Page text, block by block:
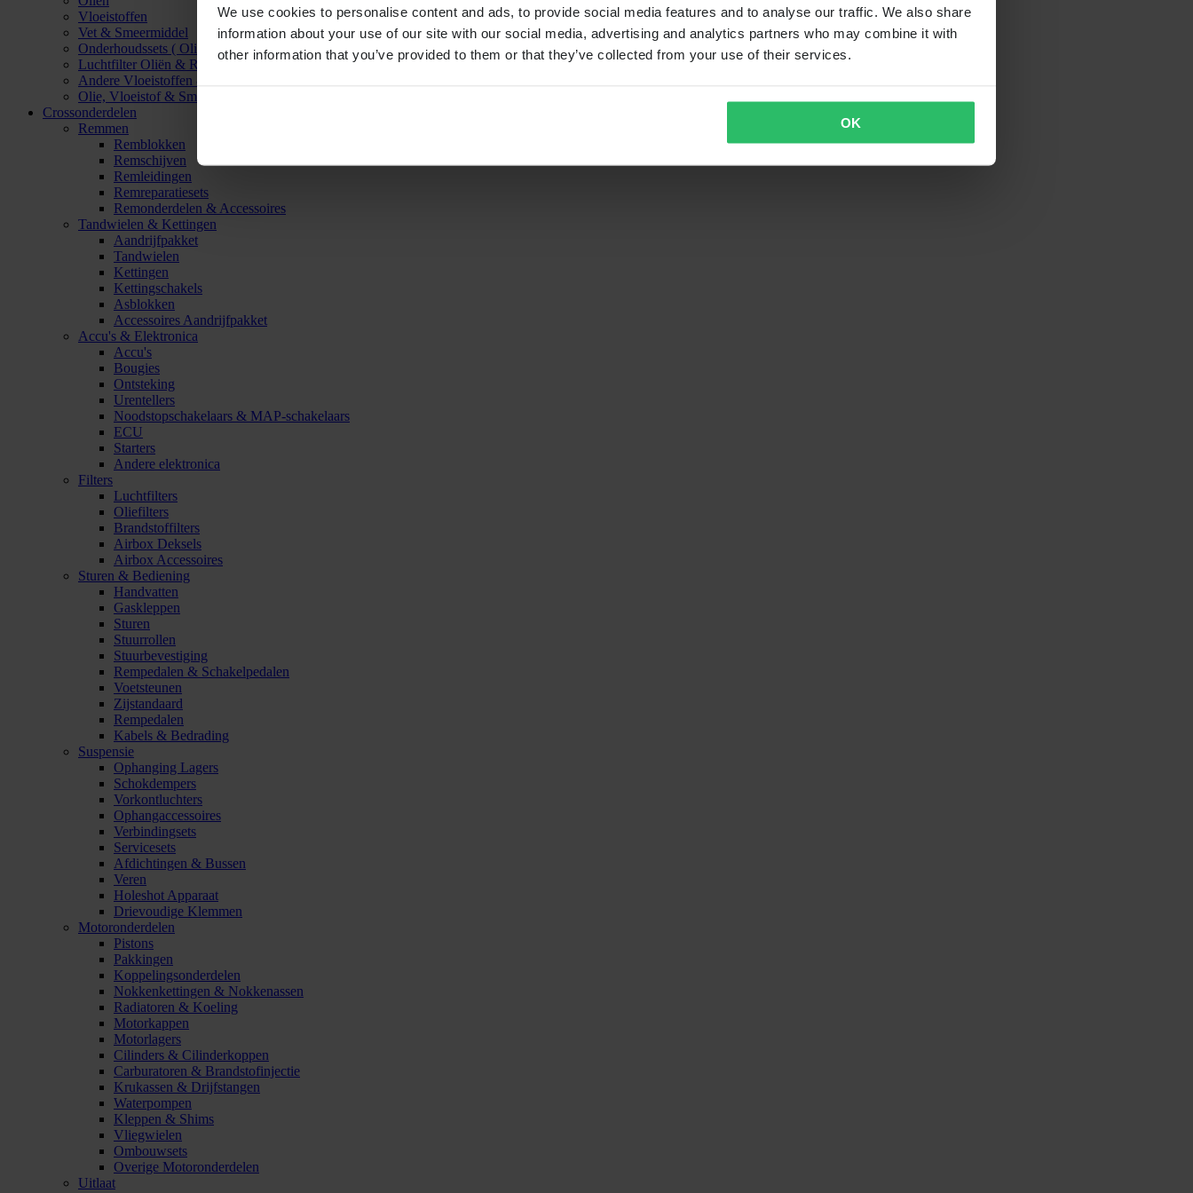
We use cookies to personalise content and ads, to provide social media features and to analyse our traffic. We also share
information about your use of our site with our social media, advertising and analytics partners who may combine it with
other information that you’ve provided to them or that they’ve collected from your use of their services.
OK
Vloeistoffen
Vet & Smeermiddel
Onderhoudssets ( Olie & Filter)
Luchtfilter Oliën & Reinigers
Andere Vloeistoffen & Smeermiddelen
Olie, Vloeistof & Smeermiddel Accessoires
Crossonderdelen
Remmen
Remblokken
Remschijven
Remleidingen
Remreparatiesets
Remonderdelen & Accessoires
Tandwielen & Kettingen
Aandrijfpakket
Tandwielen
Kettingen
Kettingschakels
Asblokken
Accessoires Aandrijfpakket
Accu's & Elektronica
Accu's
Bougies
Ontsteking
Urentellers
Noodstopschakelaars & MAP-schakelaars
ECU
Starters
Andere elektronica
Filters
Luchtfilters
Oliefilters
Brandstoffilters
Airbox Deksels
Airbox Accessoires
Sturen & Bediening
Handvatten
Gaskleppen
Sturen
Stuurrollen
Stuurbevestiging
Rempedalen & Schakelpedalen
Voetsteunen
Zijstandaard
Rempedalen
Kabels & Bedrading
Suspensie
Ophanging Lagers
Schokdempers
Vorkontluchters
Ophangaccessoires
Verbindingsets
Servicesets
Afdichtingen & Bussen
Veren
Holeshot Apparaat
Drievoudige Klemmen
Motoronderdelen
Pistons
Pakkingen
Koppelingsonderdelen
Nokkenkettingen & Nokkenassen
Radiatoren & Koeling
Motorkappen
Motorlagers
Cilinders & Cilinderkoppen
Carburatoren & Brandstofinjectie
Krukassen & Drijfstangen
Waterpompen
Kleppen & Shims
Vliegwielen
Ombouwsets
Overige Motoronderdelen
Uitlaat